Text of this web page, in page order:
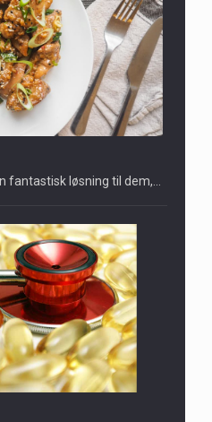
fantastisk løsning til dem,…